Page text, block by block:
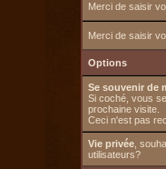
Merci de saisir
Merci de saisir
Options
Se souvenir de
Si coché, vous
prochaine visite.
Ceci n'est pas
Vie privée ,
utilisateurs?